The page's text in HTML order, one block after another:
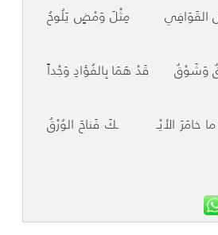
القَوَافِي مِثْلَ وَمْضٍ يَلُوحُ
وَشَوْقٌ قَدْ هَمَا بِالفُؤادِ وَجْداً
خامَرَ الأيْـ ـكَ فَناحَ الوُرْقُ